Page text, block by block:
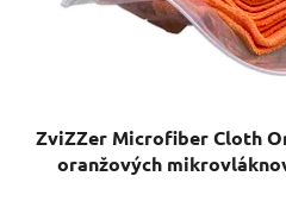
ZviZZer Microfiber Cloth
oranžových